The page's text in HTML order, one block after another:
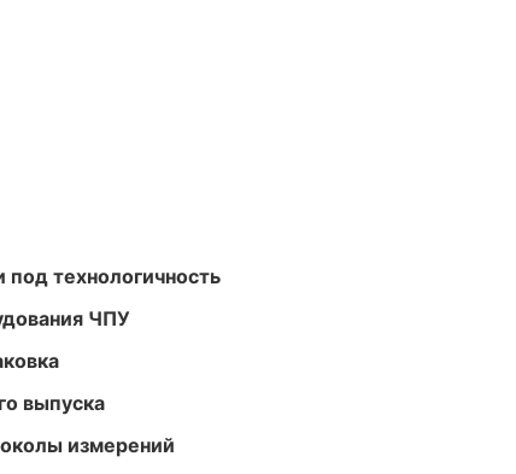
технологичность
ЧПУ
выпуска
измерений